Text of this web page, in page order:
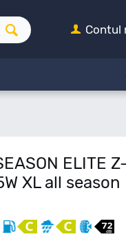
Contul
ELITE
XL all season